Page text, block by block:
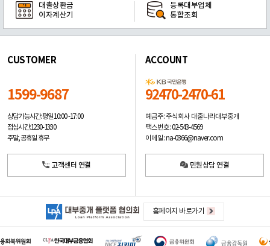
대출상환금
이자계산기
등록대부업체
통합조회
CUSTOMER
1599-9687
상담가능시간: 평일10:00 -17:00
점심시간: 12:30 - 13:30
주말, 공휴일 휴무
고객센터 연결
ACCOUNT
92470-2470-61
예금주: 주식회사 대출나라대부중개
팩스번호: 02-543-4569
이메일: na-0366@naver.com
민원상담 연결
홈페이지 바로가기